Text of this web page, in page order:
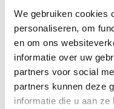
We gebruiken cookies
personaliseren, om
en om ons
informatie over uw
partners voor social
partners kunnen deze
informatie die u aan
SALE 10%